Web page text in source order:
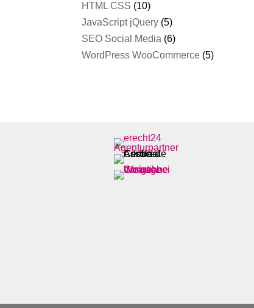
HTML CSS (10)
JavaScript jQuery (5)
SEO Social Media (6)
WordPress WooCommerce (5)